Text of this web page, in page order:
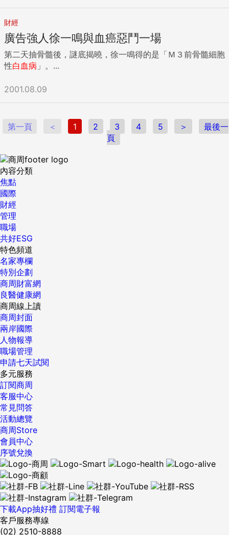
財經
廣告強人徐一鳴與血癌惡鬥一場
第二天抽骨髓後，謎底揭曉，徐一鳴得的是「Ｍ３前骨髓細胞
性白血病 」。...
2001.08.09
第一頁 ＜ 1 2 3 4 5 ＞
最後一
頁
內容分類
焦點
國際
財經
管理
職場
共好ESG
特色頻道
名家專欄
特別企劃
商周財富網
良醫健康網
商周線上讀
商周封面
兩岸國際
人物報導
職場管理
申請七天試閱
多元服務
訂閱商周
客服中心
常見問答
活動總覽
商周Store
會員中心
序號兌換
下載App抽好禮 訂閱電子報
客戶服務專線
(02) 2510-8888